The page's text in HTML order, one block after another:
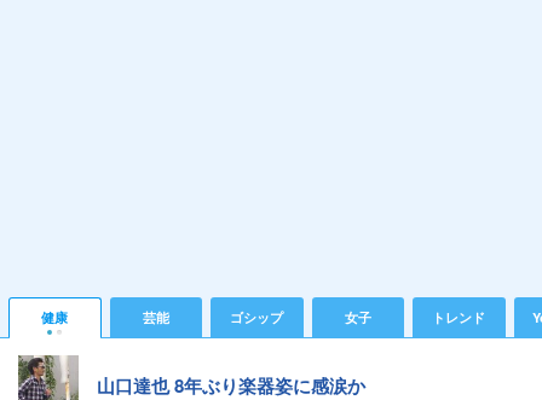
健康 芸能 ゴシップ 女子 トレンド
山口達也 8年ぶり楽器姿に感涙か